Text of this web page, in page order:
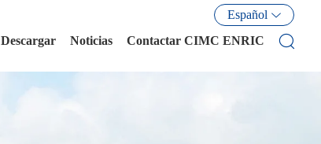
Descargar Noticias Contactar CIMC ENRIC
Español